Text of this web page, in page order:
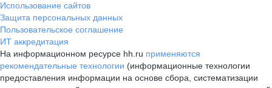
Использование сайтов
Защита персональных данных
Пользовательское соглашение
ИТ аккредитация
На информационном ресурсе hh.ru применяются
рекомендательные технологии (информационные технологии
предоставления информации на основе сбора, систематизации